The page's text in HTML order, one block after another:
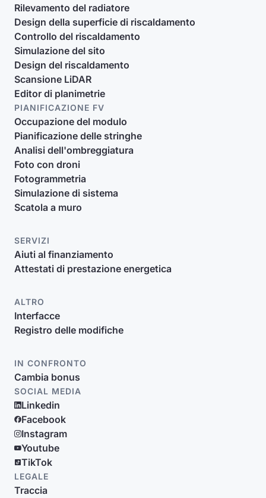
Rilevamento del radiatore
Design della superficie di riscaldamento
Controllo del riscaldamento
Simulazione del sito
Design del riscaldamento
Scansione LiDAR
Editor di planimetrie
PIANIFICAZIONE FV
Occupazione del modulo
Pianificazione delle stringhe
Analisi dell'ombreggiatura
Foto con droni
Fotogrammetria
Simulazione di sistema
Scatola a muro
SERVIZI
Aiuti al finanziamento
Attestati di prestazione energetica
ALTRO
Interfacce
Registro delle modifiche
IN CONFRONTO
Cambia bonus
SOCIAL MEDIA
Linkedin
Facebook
Instagram
Youtube
TikTok
LEGALE
Traccia